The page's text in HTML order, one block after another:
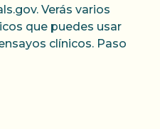
Verás varios
que puedes usar
clínicos. Paso